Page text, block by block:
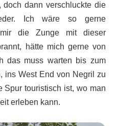
dann verschluckte die
Ich wäre so gerne
die Zunge mit dieser
hätte mich gerne von
das muss warten bis zum
ins West End von Negril zu
Spur touristisch ist, wo man
erleben kann.